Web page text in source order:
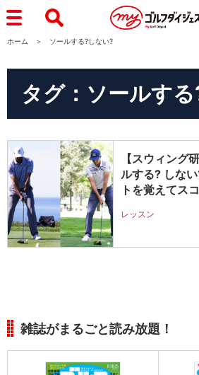
ホーム ソールする?しない?
タグ：ソールす
【スウィング
ルする? しな
トを覚えてス
レッスン
雑誌がまるごと読み放題！